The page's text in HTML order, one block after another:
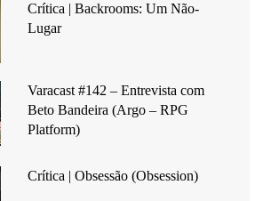
Crítica | Backrooms: Um Não-
Lugar
Varacast #142 – Entrevista com
Beto Bandeira (Argo – RPG
Platform)
Crítica | Obsessão (Obsession)